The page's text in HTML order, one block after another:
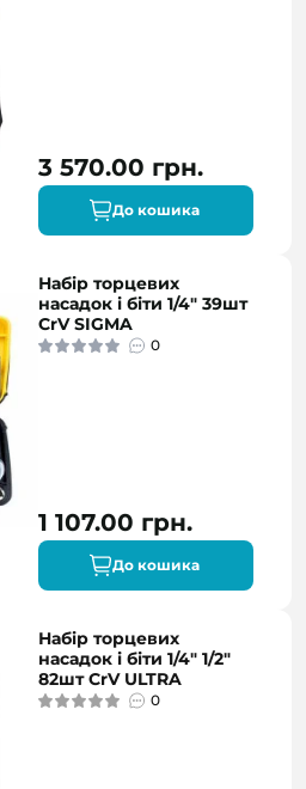
3 570.00 грн.
До кошика
Набір торцевих
насадок і біти 1/4" 39шт
CrV SIGMA
0
1 107.00 грн.
До кошика
Набір торцевих
насадок і біти 1/4" 1/2"
82шт CrV ULTRA
0